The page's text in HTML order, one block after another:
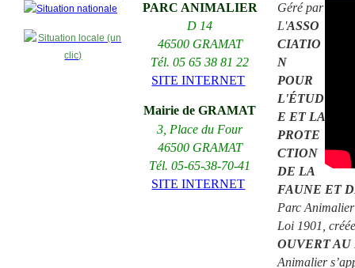
PARC ANIMALIER
D 14
46500 GRAMAT
Tél. 05 65 38 81 22
SITE INTERNET
Mairie de GRAMAT
3, Place du Four
46500 GRAMAT
Tél. 05-65-38-70-41
SITE INTERNET
Géré par
L'ASSO
CIATIO
N
POUR
L'ÉTUD
E ET LA
PROTE
CTION
DE LA
FAUNE ET
Parc
Loi 1901,
OUVERT AU
Animalier